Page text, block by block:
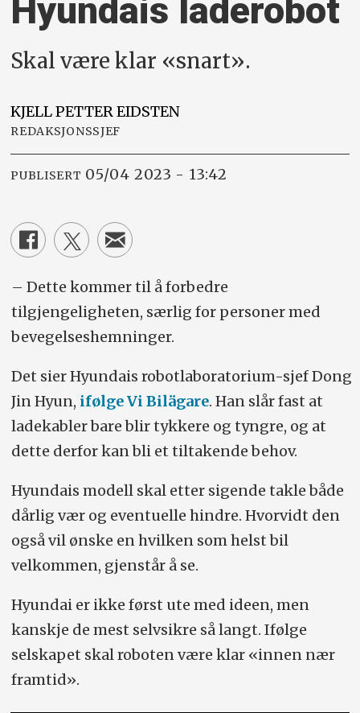
Hyundais laderobot
Skal være klar «snart».
KJELL PETTEREIDSTEN
REDAKSJONSSJEF
PUBLISERT 05/04 2023 - 13:42
– Dette kommer til å forbedre
tilgjengeligheten, særlig for personer med
bevegelseshemninger.
Det sier Hyundais robotlaboratorium-sjef Dong
Jin Hyun, ifølge Vi Bilägare. Han slår fast at
ladekabler bare blir tykkere og tyngre, og at
dette derfor kan bli et tiltakende behov.
Hyundais modell skal etter sigende takle både
dårlig vær og eventuelle hindre. Hvorvidt den
også vil ønske en hvilken som helst bil
velkommen, gjenstår å se.
Hyundai er ikke først ute med ideen, men
kanskje de mest selvsikre så langt. Ifølge
selskapet skal roboten være klar «innen nær
framtid».